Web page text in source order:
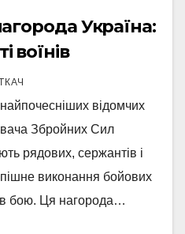
Україна:
воїнів
відомчих
Збройних Сил
рядових, сержантів і
виконання бойових
бою. Ця нагорода…